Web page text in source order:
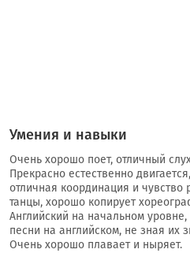
Умения и навыки
Очень хорошо поет, отличный
Прекрасно естественно
отличная координация и
танцы, хорошо копирует
Английский на начальном
песни на английском, не зная их
Очень хорошо плавает и ныряет.